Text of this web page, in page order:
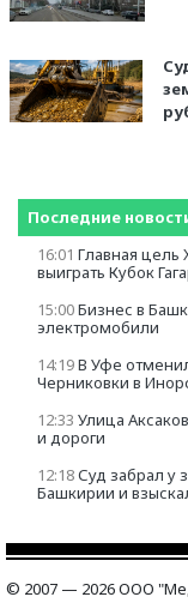
Последние
16:01 Главная
выиграть Кубок
15:00Бизнес в
электромобили
14:19В Уфе
Черниковки в
12:33 Улица
и дороги
12:18Суд забрал у
Башкирии и
© 2007 — 2026 ООО